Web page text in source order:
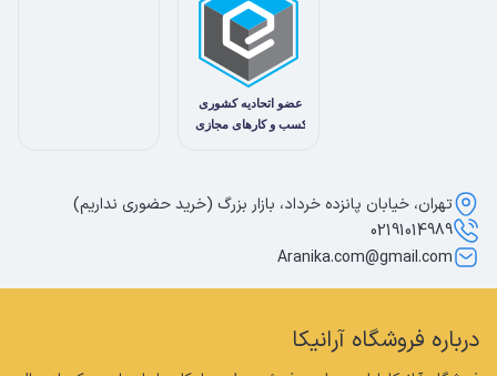
درباره فروشگاه آرانیکا
تهران، خیابان پانزده خرداد، بازار بزرگ (خرید حضوری نداریم)
02191014989
Aranika.com@gmail.com